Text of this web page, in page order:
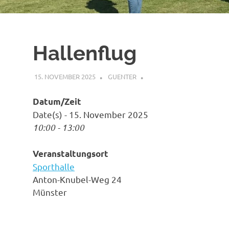
Hallenflug
15. NOVEMBER 2025 GUENTER
Datum/Zeit
Date(s) - 15. November 2025
10:00 - 13:00
Veranstaltungsort
Sporthalle
Anton-Knubel-Weg 24
Münster